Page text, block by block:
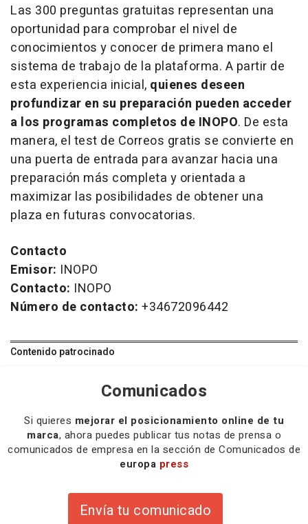
Las 300 preguntas gratuitas representan una
oportunidad para comprobar el nivel de
conocimientos y conocer de primera mano el
sistema de trabajo de la plataforma. A partir de
esta experiencia inicial, quienes deseen
profundizar en su preparación pueden acceder
a los programas completos de INOPO. De esta
manera, el test de Correos gratis se convierte en
una puerta de entrada para avanzar hacia una
preparación más completa y orientada a
maximizar las posibilidades de obtener una
plaza en futuras convocatorias.
Contacto
Emisor: INOPO
Contacto: INOPO
Número de contacto: +34672096442
Contenido patrocinado
Comunicados
Si quieres mejorar el posicionamiento online de tu
marca, ahora puedes publicar tus notas de prensa o
comunicados de empresa en la sección de Comunicados de
europa press
Envía tu comunicado